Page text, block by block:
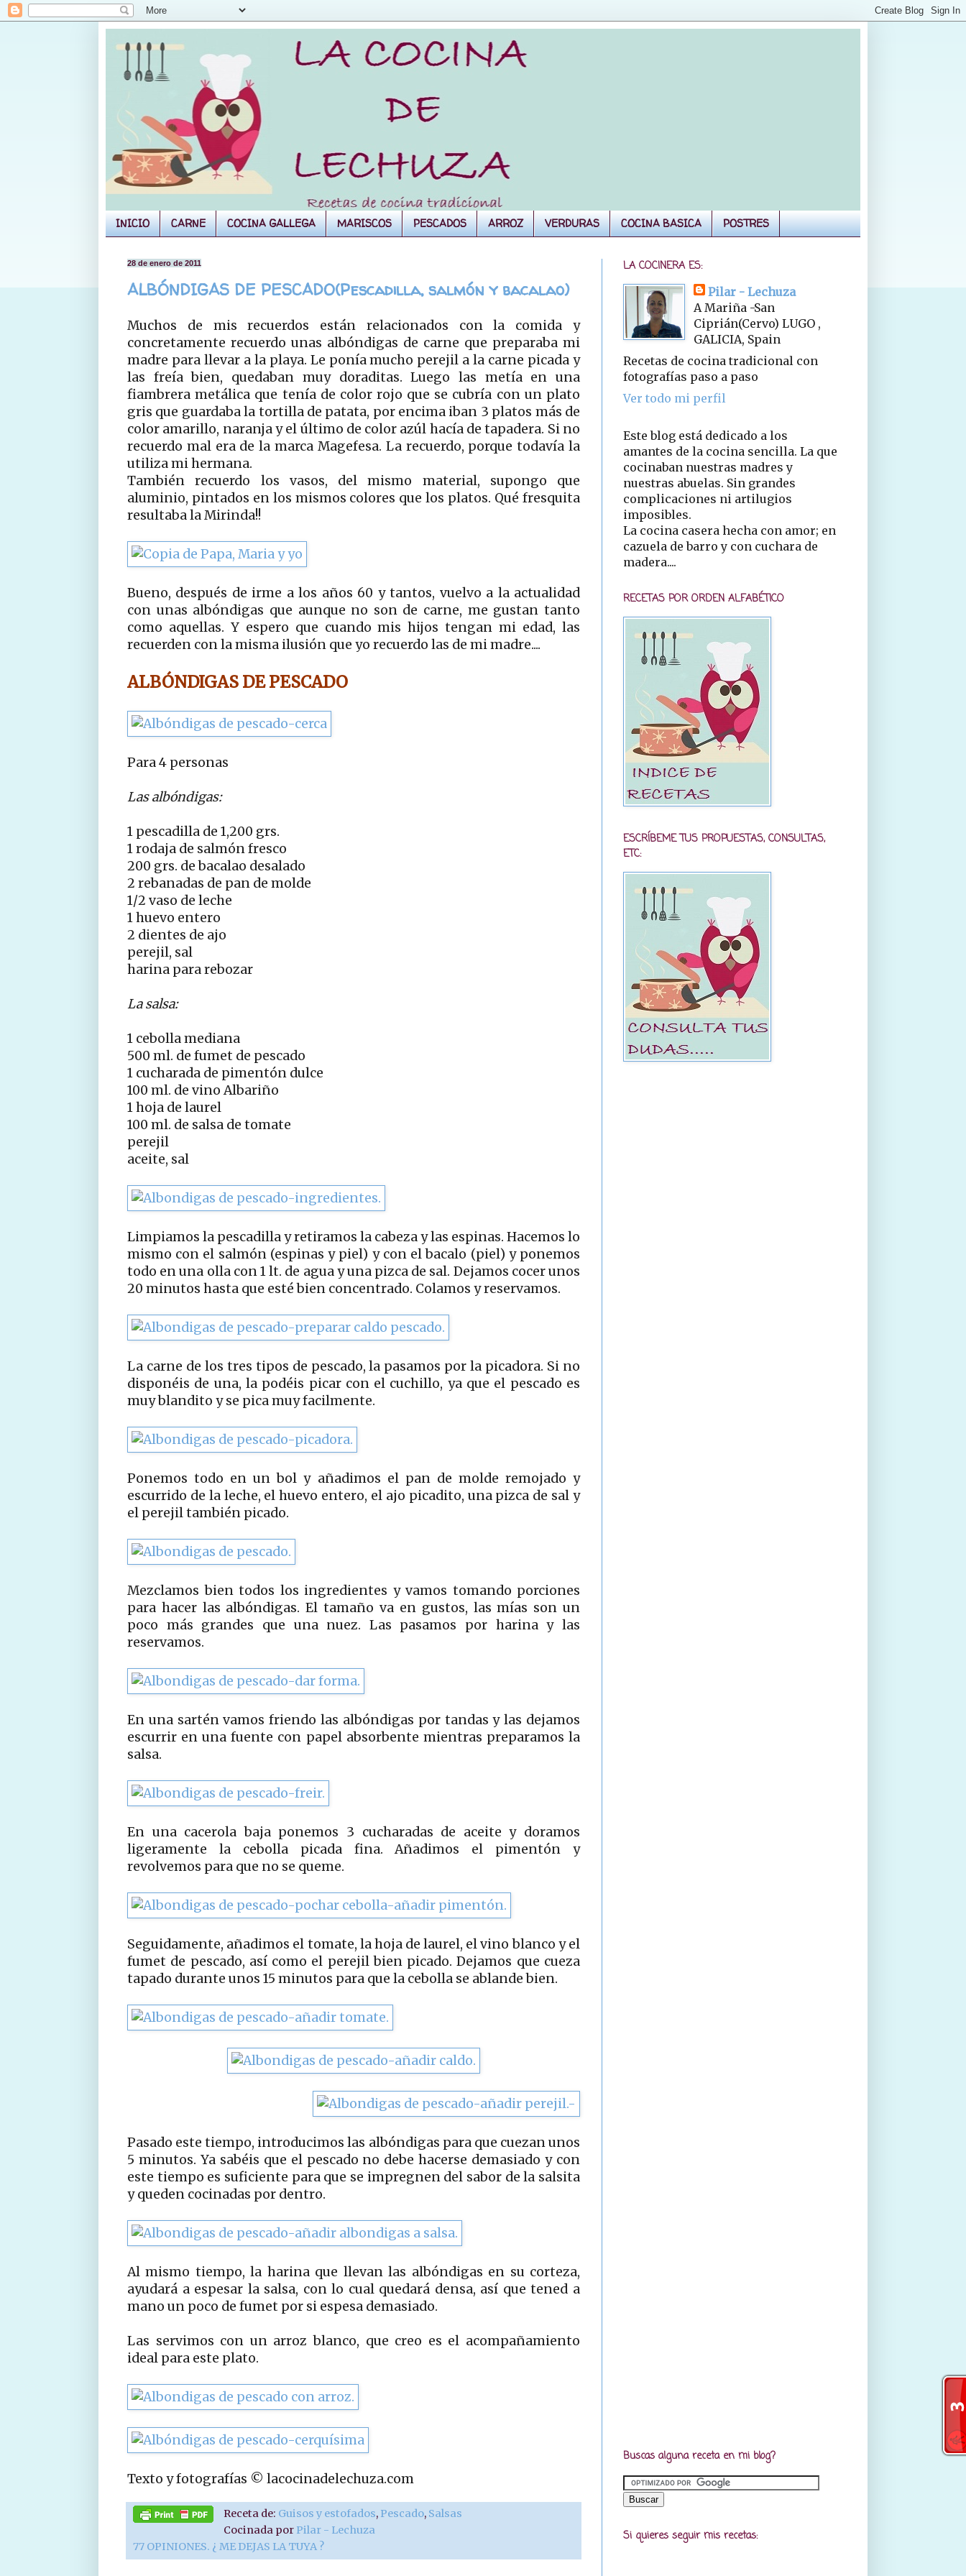
INICIO CARNE COCINA GALLEGA MARISCOS PESCADOS ARROZ VERDURAS COCINA BASICA POSTRES
28 de enero de 2011
ALBÓNDIGAS DE PESCADO(Pescadilla, salmón y bacalao)
Muchos de mis recuerdos están relacionados con la comida y
concretamente recuerdo unas albóndigas de carne que preparaba mi
madre para llevar a la playa. Le ponía mucho perejil a la carne picada y
las freía bien, quedaban muy doraditas. Luego las metía en una
fiambrera metálica que tenía de color rojo que se cubría con un plato
gris que guardaba la tortilla de patata, por encima iban 3 platos más de
color amarillo, naranja y el último de color azúl hacía de tapadera. Si no
recuerdo mal era de la marca Magefesa. La recuerdo, porque todavía la
utiliza mi hermana.
También recuerdo los vasos, del mismo material, supongo que
aluminio, pintados en los mismos colores que los platos. Qué fresquita
resultaba la Mirinda!!
Bueno, después de irme a los años 60 y tantos, vuelvo a la actualidad
con unas albóndigas que aunque no son de carne, me gustan tanto
como aquellas. Y espero que cuando mis hijos tengan mi edad, las
recuerden con la misma ilusión que yo recuerdo las de mi madre....
ALBÓNDIGAS DE PESCADO
Para 4 personas
Las albóndigas:
1 pescadilla de 1,200 grs.
1 rodaja de salmón fresco
200 grs. de bacalao desalado
2 rebanadas de pan de molde
1/2 vaso de leche
1 huevo entero
2 dientes de ajo
perejil, sal
harina para rebozar
La salsa:
1 cebolla mediana
500 ml. de fumet de pescado
1 cucharada de pimentón dulce
100 ml. de vino Albariño
1 hoja de laurel
100 ml. de salsa de tomate
perejil
aceite, sal
Limpiamos la pescadilla y retiramos la cabeza y las espinas. Hacemos lo
mismo con el salmón (espinas y piel) y con el bacalo (piel) y ponemos
todo en una olla con 1 lt. de agua y una pizca de sal. Dejamos cocer unos
20 minutos hasta que esté bien concentrado. Colamos y reservamos.
La carne de los tres tipos de pescado, la pasamos por la picadora. Si no
disponéis de una, la podéis picar con el cuchillo, ya que el pescado es
muy blandito y se pica muy facilmente.
Ponemos todo en un bol y añadimos el pan de molde remojado y
escurrido de la leche, el huevo entero, el ajo picadito, una pizca de sal y
el perejil también picado.
Mezclamos bien todos los ingredientes y vamos tomando porciones
para hacer las albóndigas. El tamaño va en gustos, las mías son un
poco más grandes que una nuez. Las pasamos por harina y las
reservamos.
En una sartén vamos friendo las albóndigas por tandas y las dejamos
escurrir en una fuente con papel absorbente mientras preparamos la
salsa.
En una cacerola baja ponemos 3 cucharadas de aceite y doramos
ligeramente la cebolla picada fina. Añadimos el pimentón y
revolvemos para que no se queme.
Seguidamente, añadimos el tomate, la hoja de laurel, el vino blanco y el
fumet de pescado, así como el perejil bien picado. Dejamos que cueza
tapado durante unos 15 minutos para que la cebolla se ablande bien.
Pasado este tiempo, introducimos las albóndigas para que cuezan unos
5 minutos. Ya sabéis que el pescado no debe hacerse demasiado y con
este tiempo es suficiente para que se impregnen del sabor de la salsita
y queden cocinadas por dentro.
Al mismo tiempo, la harina que llevan las albóndigas en su corteza,
ayudará a espesar la salsa, con lo cual quedará densa, así que tened a
mano un poco de fumet por si espesa demasiado.
Las servimos con un arroz blanco, que creo es el acompañamiento
ideal para este plato.
Texto y fotografías © lacocinadelechuza.com
Receta de: Guisos y estofados, Pescado, Salsas
Cocinada por Pilar - Lechuza
77 OPINIONES. ¿ ME DEJAS LA TUYA ?
LA COCINERA ES:
Pilar - Lechuza
A Mariña -San
Ciprián(Cervo) LUGO ,
GALICIA, Spain
Recetas de cocina tradicional con
fotografías paso a paso
Ver todo mi perfil
Este blog está dedicado a los
amantes de la cocina sencilla. La que
cocinaban nuestras madres y
nuestras abuelas. Sin grandes
complicaciones ni artilugios
imposibles.
La cocina casera hecha con amor; en
cazuela de barro y con cuchara de
madera....
RECETAS POR ORDEN ALFABÉTICO
ESCRÍBEME TUS PROPUESTAS, CONSULTAS,
ETC:
Buscas alguna receta en mi blog?
Si quieres seguir mis recetas: